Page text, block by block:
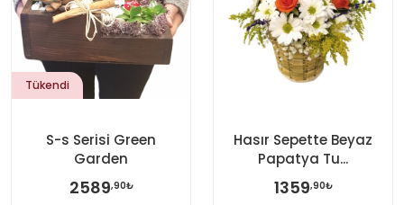
Tükendi
S-s Serisi Green
Garden
2589,90₺
Hasır Sepette Beyaz
Papatya Tu...
1359,90₺